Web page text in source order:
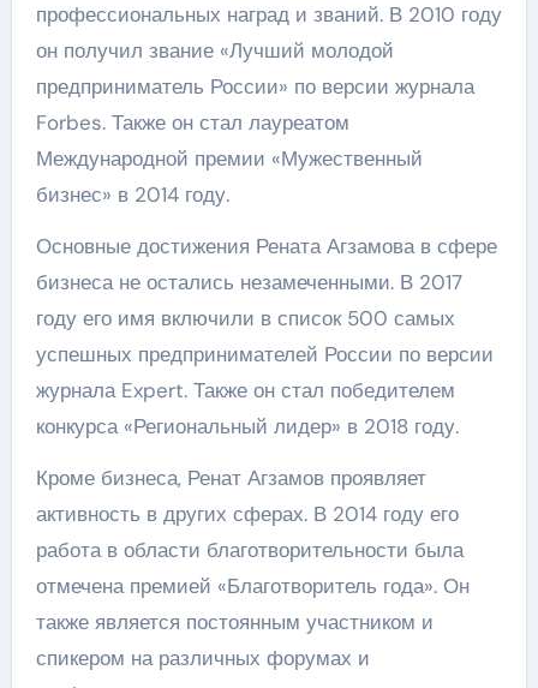
профессиональных наград и званий. В 2010 году
он получил звание «Лучший молодой
предприниматель России» по версии журнала
Forbes. Также он стал лауреатом
Международной премии «Мужественный
бизнес» в 2014 году.
Основные достижения Рената Агзамова в сфере
бизнеса не остались незамеченными. В 2017
году его имя включили в список 500 самых
успешных предпринимателей России по версии
журнала Expert. Также он стал победителем
конкурса «Региональный лидер» в 2018 году.
Кроме бизнеса, Ренат Агзамов проявляет
активность в других сферах. В 2014 году его
работа в области благотворительности была
отмечена премией «Благотворитель года». Он
также является постоянным участником и
спикером на различных форумах и